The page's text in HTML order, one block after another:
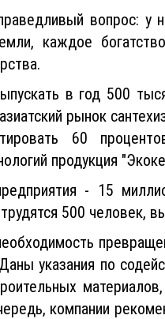
вопрос:
каждое
в год 500
рынок
60
продукция
- 15
500 человек,
указания по
компании